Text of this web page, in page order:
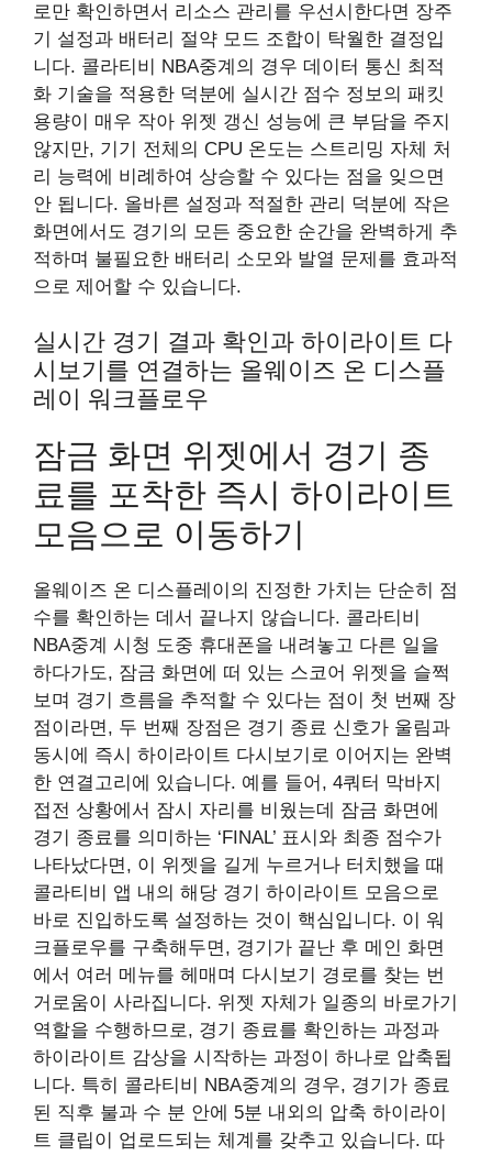
로만 확인하면서 리소스 관리를 우선시한다면 장주
기 설정과 배터리 절약 모드 조합이 탁월한 결정입
니다. 콜라티비 NBA중계의 경우 데이터 통신 최적
화 기술을 적용한 덕분에 실시간 점수 정보의 패킷
용량이 매우 작아 위젯 갱신 성능에 큰 부담을 주지
않지만, 기기 전체의 CPU 온도는 스트리밍 자체 처
리 능력에 비례하여 상승할 수 있다는 점을 잊으면
안 됩니다. 올바른 설정과 적절한 관리 덕분에 작은
화면에서도 경기의 모든 중요한 순간을 완벽하게 추
적하며 불필요한 배터리 소모와 발열 문제를 효과적
으로 제어할 수 있습니다.
실시간 경기 결과 확인과 하이라이트 다
시보기를 연결하는 올웨이즈 온 디스플
레이 워크플로우
잠금 화면 위젯에서 경기 종
료를 포착한 즉시 하이라이트
모음으로 이동하기
올웨이즈 온 디스플레이의 진정한 가치는 단순히 점
수를 확인하는 데서 끝나지 않습니다. 콜라티비
NBA중계 시청 도중 휴대폰을 내려놓고 다른 일을
하다가도, 잠금 화면에 떠 있는 스코어 위젯을 슬쩍
보며 경기 흐름을 추적할 수 있다는 점이 첫 번째 장
점이라면, 두 번째 장점은 경기 종료 신호가 울림과
동시에 즉시 하이라이트 다시보기로 이어지는 완벽
한 연결고리에 있습니다. 예를 들어, 4쿼터 막바지
접전 상황에서 잠시 자리를 비웠는데 잠금 화면에
경기 종료를 의미하는 ‘FINAL’ 표시와 최종 점수가
나타났다면, 이 위젯을 길게 누르거나 터치했을 때
콜라티비 앱 내의 해당 경기 하이라이트 모음으로
바로 진입하도록 설정하는 것이 핵심입니다. 이 워
크플로우를 구축해두면, 경기가 끝난 후 메인 화면
에서 여러 메뉴를 헤매며 다시보기 경로를 찾는 번
거로움이 사라집니다. 위젯 자체가 일종의 바로가기
역할을 수행하므로, 경기 종료를 확인하는 과정과
하이라이트 감상을 시작하는 과정이 하나로 압축됩
니다. 특히 콜라티비 NBA중계의 경우, 경기가 종료
된 직후 불과 수 분 안에 5분 내외의 압축 하이라이
트 클립이 업로드되는 체계를 갖추고 있습니다. 따